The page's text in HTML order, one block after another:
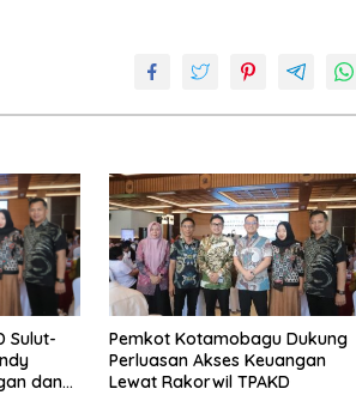
Sulut-
dan
Pemkot Kotamobagu Dukung
Perluasan Akses Keuangan
Lewat Rakorwil TPAKD